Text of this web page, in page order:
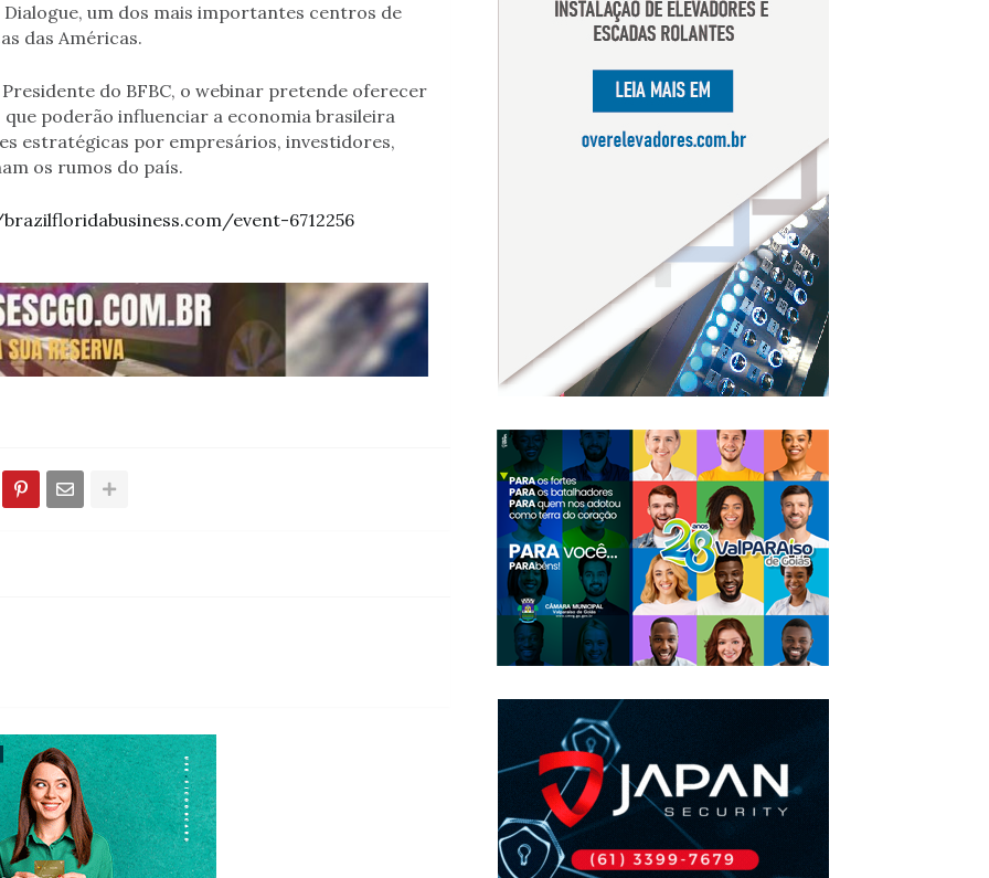
um dos mais importantes centros de
das Américas.
do BFBC, o webinar pretende oferecer
poderão influenciar a economia brasileira
estratégicas por empresários, investidores,
os rumos do país.
event-6712256